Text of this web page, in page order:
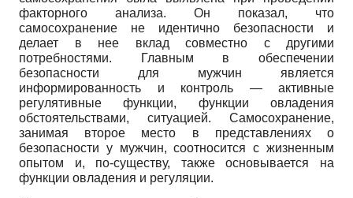
факторного анализа. Он показал, что
самосохранение не идентично безопасности и
делает в нее вклад совместно с другими
потребностями. Главным в обеспечении
безопасности для мужчин является
информированность и контроль — активные
регулятивные функции, функции овладения
обстоятельствами, ситуацией. Самосохранение,
занимая второе место в представлениях о
безопасности у мужчин, соотносится с жизненным
опытом и, по-существу, также основывается на
функции овладения и регуляции.